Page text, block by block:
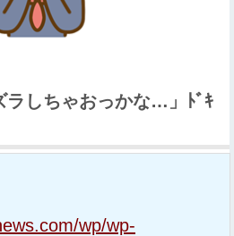
ラしちゃおっかな…」ﾄﾞｷ
wp/wp-